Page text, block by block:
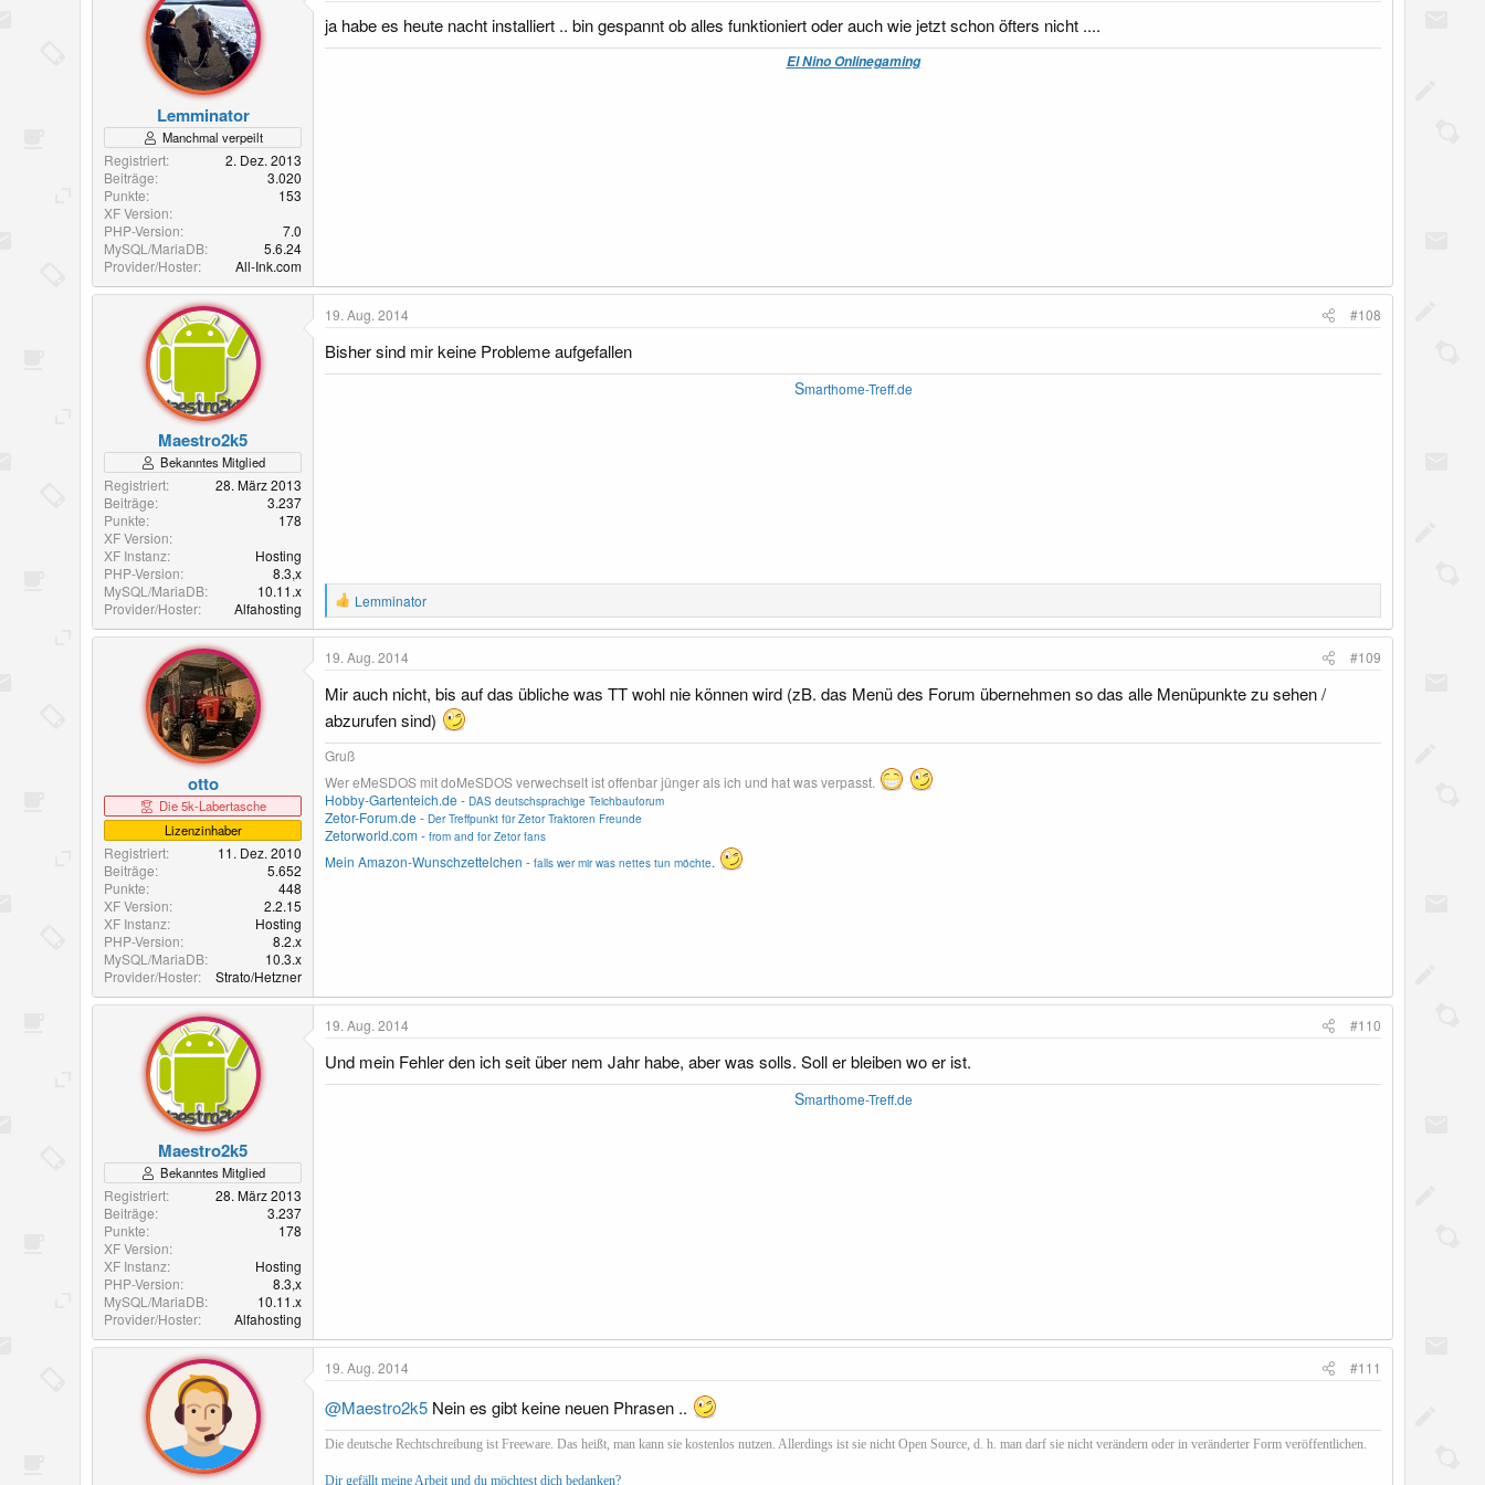
Lemminator
Manchmal verpeilt
Registriert
2. Dez. 2013
Beiträge
3.020
Punkte
153
XF Version
PHP-Version
7.0
MySQL/MariaDB
5.6.24
Provider/Hoster
All-Ink.com
ja habe es heute nacht installiert .. bin gespannt ob alles funktioniert oder auch wie jetzt schon öfters nicht ....
El Nino Onlinegaming
Maestro2k5
Bekanntes Mitglied
Registriert
28. März 2013
Beiträge
3.237
Punkte
178
XF Version
XF Instanz
Hosting
PHP-Version
8.3,x
MySQL/MariaDB
10.11.x
Provider/Hoster
Alfahosting
19. Aug. 2014 #108
Bisher sind mir keine Probleme aufgefallen
Smarthome-Treff.de
R
e
a
k
t
o
n
e
n
Lemminator
otto
Die 5k-Labertasche
Lizenzinhaber
Registriert
11. Dez. 2010
Beiträge
5.652
Punkte
448
XF Version
2.2.15
XF Instanz
Hosting
PHP-Version
8.2.x
MySQL/MariaDB
10.3.x
Provider/Hoster
Strato/Hetzner
19. Aug. 2014 #109
Mir auch nicht, bis auf das übliche was TT wohl nie können wird (zB. das Menü des Forum übernehmen so das alle Menüpunkte zu sehen /
abzurufen sind)
Gruß
Wer eMeSDOS mit doMeSDOS verwechselt ist offenbar jünger als ich und hat was verpasst.
Hobby-Gartenteich.de - DAS deutschsprachige Teichbauforum
Zetor-Forum.de - Der Treffpunkt für Zetor Traktoren Freunde
Zetorworld.com - from and for Zetor fans
Mein Amazon-Wunschzettelchen - falls wer mir was nettes tun möchte.
Maestro2k5
Bekanntes Mitglied
Registriert
28. März 2013
Beiträge
3.237
Punkte
178
XF Version
XF Instanz
Hosting
PHP-Version
8.3,x
MySQL/MariaDB
10.11.x
Provider/Hoster
Alfahosting
19. Aug. 2014 #110
Und mein Fehler den ich seit über nem Jahr habe, aber was solls. Soll er bleiben wo er ist.
Smarthome-Treff.de
19. Aug. 2014 #111
@Maestro2k5 Nein es gibt keine neuen Phrasen ..
Die deutsche Rechtschreibung ist Freeware. Das heißt, man kann sie kostenlos nutzen. Allerdings ist sie nicht Open Source, d. h. man darf sie nicht verändern oder in veränderter Form veröffentlichen.
Dir gefällt meine Arbeit und du möchtest dich bedanken?